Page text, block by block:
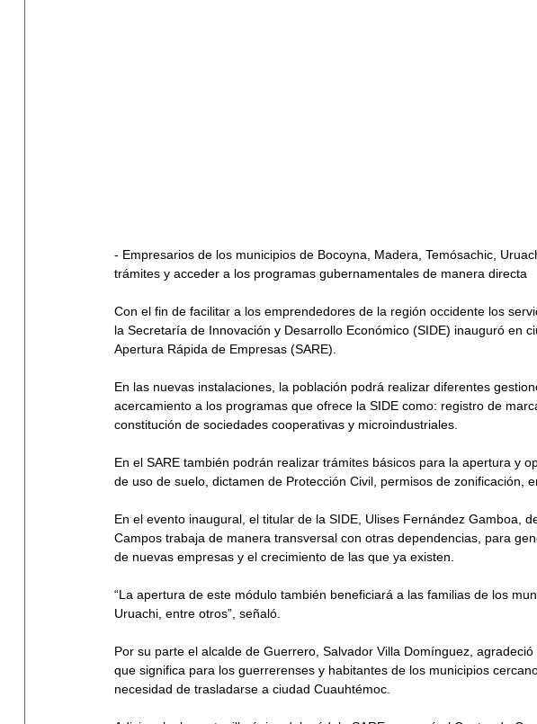
- Empresarios de los municipios de Bocoyna, Madera, Temósachic,
trámites y acceder a los programas gubernamentales de manera directa
Con el fin de facilitar a los emprendedores de la región occidente los
la Secretaría de Innovación y Desarrollo Económico (SIDE) inauguró en
Apertura Rápida de Empresas (SARE).
En las nuevas instalaciones, la población podrá realizar diferentes
acercamiento a los programas que ofrece la SIDE como: registro de
constitución de sociedades cooperativas y microindustriales.
En el SARE también podrán realizar trámites básicos para la apertura y
de uso de suelo, dictamen de Protección Civil, permisos de zonificación,
En el evento inaugural, el titular de la SIDE, Ulises Fernández Gamboa,
Campos trabaja de manera transversal con otras dependencias, para
de nuevas empresas y el crecimiento de las que ya existen.
“La apertura de este módulo también beneficiará a las familias de los
Uruachi, entre otros”, señaló.
Por su parte el alcalde de Guerrero, Salvador Villa Domínguez,
que significa para los guerrerenses y habitantes de los municipios
necesidad de trasladarse a ciudad Cuauhtémoc.